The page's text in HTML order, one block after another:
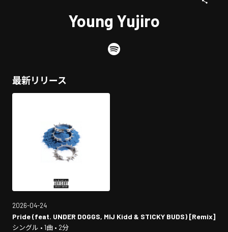
Young Yujiro
最新リリース
2026-04-24
Pride (feat. UNDER DOGGS, MIJ Kidd & STICKY BUDS) [Remix]
シングル • 1曲 • 2分